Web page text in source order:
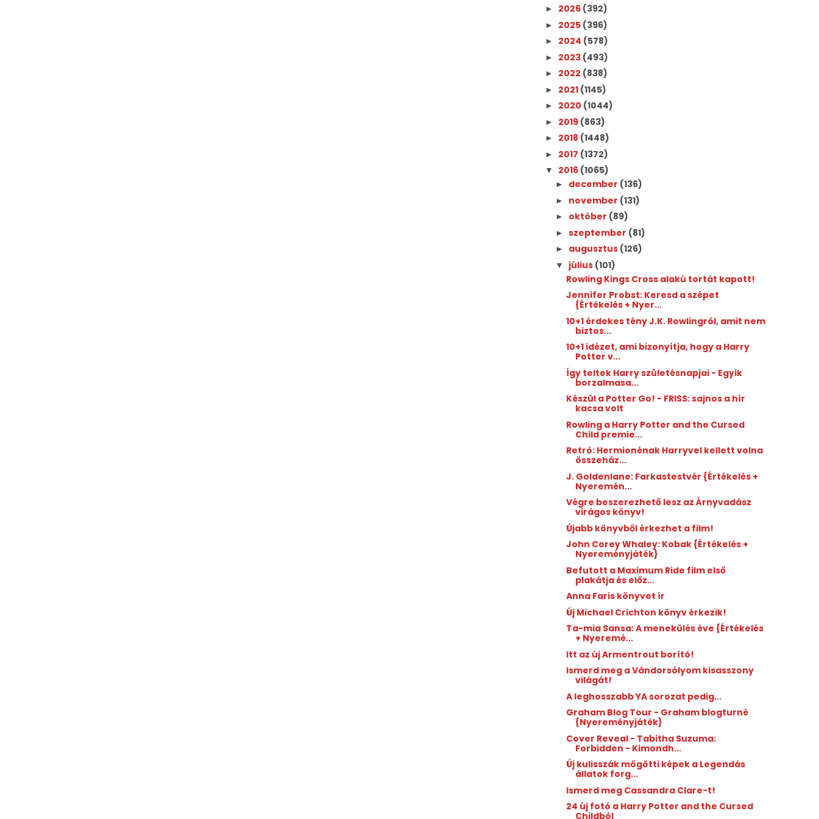
► 2026 (392)
► 2025 (396)
► 2024 (578)
► 2023 (493)
► 2022 (838)
► 2021 (1145)
► 2020 (1044)
► 2019 (863)
► 2018 (1448)
► 2017 (1372)
▼ 2016 (1065)
► december (136)
► november (131)
► október (89)
►szeptember (81)
► augusztus (126)
▼ július (101)
Rowling Kings Cross alakú tortát kapott!
Jennifer Probst: Keresd a szépet
{Értékelés + Nyer...
10+1 érdekes tény J.K. Rowlingról, amit nem
biztos...
10+1 idézet, ami bizonyítja, hogy a Harry
Potter v...
Így teltek Harry születésnapjai - Egyik
borzalmasa...
Készül a Potter Go! - FRISS: sajnos a hír
kacsa volt
Rowling a Harry Potter and the Cursed
Child premie...
Retró: Hermionénak Harryvel kellett volna
összeház...
J. Goldenlane: Farkastestvér {Értékelés +
Nyeremén...
Végre beszerezhető lesz az Árnyvadász
virágos könyv!
Újabb könyvből érkezhet a film!
John Corey Whaley: Kobak {Értékelés +
Nyereményjáték}
Befutott a Maximum Ride film első
plakátja és előz...
Anna Faris könyvet ír
Új Michael Crichton könyv érkezik!
Ta-mia Sansa: A menekülés éve {Értékelés
+ Nyeremé...
Itt az új Armentrout borító!
Ismerd meg a Vándorsólyom kisasszony
világát!
A leghosszabb YA sorozat pedig...
Graham Blog Tour - Graham blogturné
{Nyereményjáték}
Cover Reveal - Tabitha Suzuma:
Forbidden - Kimondh...
Új kulisszák mögötti képek a Legendás
állatok forg...
Ismerd meg Cassandra Clare-t!
24 új fotó a Harry Potter and the Cursed
Childból